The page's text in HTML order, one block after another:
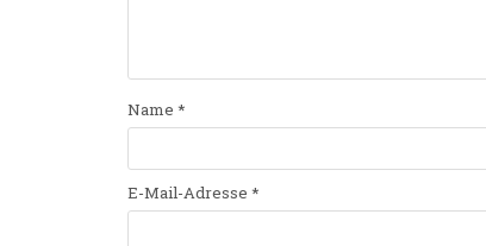
Name *
E-Mail-Adresse *